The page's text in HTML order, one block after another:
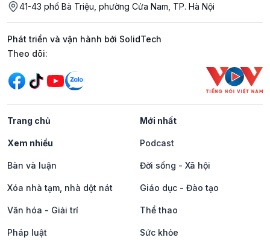
41-43 phố Bà Triệu, phường Cửa Nam, TP. Hà Nội
Phát triển và vận hành bởi SolidTech
Mạng xã hội
Theo dõi:
Trang chủ Mới nhất
Xem nhiều Podcast
Bàn và luận Đời sống - Xã hội
Xóa nhà tạm, nhà dột nát Giáo dục - Đào tạo
Văn hóa - Giải trí Thể thao
Pháp luật Sức khỏe